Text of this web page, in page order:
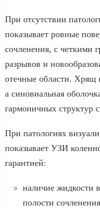
При отсутствии
показывает ровные
сочленения, с четкими
разрывов и
отечные области. Хрящ
а синовиальная
гармоничных структур
При патологиях
показывает УЗИ
гарантией:
наличие жидкости
полости